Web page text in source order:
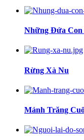
Những Đứa
Rừng Xà Nu
Mảnh Trăng